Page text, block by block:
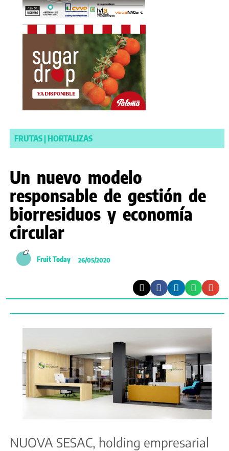
FRUTAS|HORTALIZAS
Un nuevo modelo
responsable de gestión de
biorresiduos y economía
circular
Fruit Today 26/05/2020
NUOVA SESAC, holding empresarial